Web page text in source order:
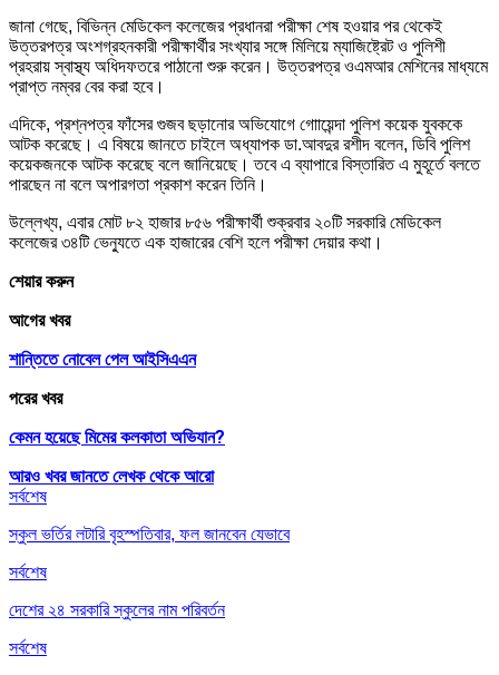
জানা গেছে, বিভিন্ন মেডিকেল কলেজের প্রধানরা পরীক্ষা শেষ হওয়ার পর থেকেই
উত্তরপত্র অংশগ্রহনকারী পরীক্ষার্থীর সংখ্যার সঙ্গে মিলিয়ে ম্যাজিষ্ট্রেট ও পুলিশী
প্রহরায় স্বাস্থ্য অধিদফতরে পাঠানো শুরু করেন। উত্তরপত্র ওএমআর মেশিনের মাধ্যমে
প্রাপ্ত নম্বর বের করা হবে।
এদিকে, প্রশ্নপত্র ফাঁসের গুজব ছড়ানোর অভিযোগে গোায়েন্দা পুলিশ কয়েক যুবককে
আটক করেছে। এ বিষয়ে জানতে চাইলে অধ্যাপক ডা.আবদুর রশীদ বলেন, ডিবি পুলিশ
কয়েকজনকে আটক করেছে বলে জানিয়েছে। তবে এ ব্যাপারে বিস্তারিত এ মুহূর্তে বলতে
পারছেন না বলে অপারগতা প্রকাশ করেন তিনি।
উল্লেখ্য, এবার মোট ৮২ হাজার ৮৫৬ পরীক্ষার্থী শুক্রবার ২০টি সরকারি মেডিকেল
কলেজের ৩৪টি ভেন্যুতে এক হাজারের বেশি হলে পরীক্ষা দেয়ার কথা।
শেয়ার করুন
আগের খবর
শান্তিতে নোবেল পেল আইসিএএন
পরের খবর
কেমন হয়েছে মিমের কলকাতা অভিযান?
আরও খবর জানতে লেখক থেকে আরো
সর্বশেষ
স্কুল ভর্তির লটারি বৃহস্পতিবার, ফল জানবেন যেভাবে
সর্বশেষ
দেশের ২৪ সরকারি স্কুলের নাম পরিবর্তন
সর্বশেষ